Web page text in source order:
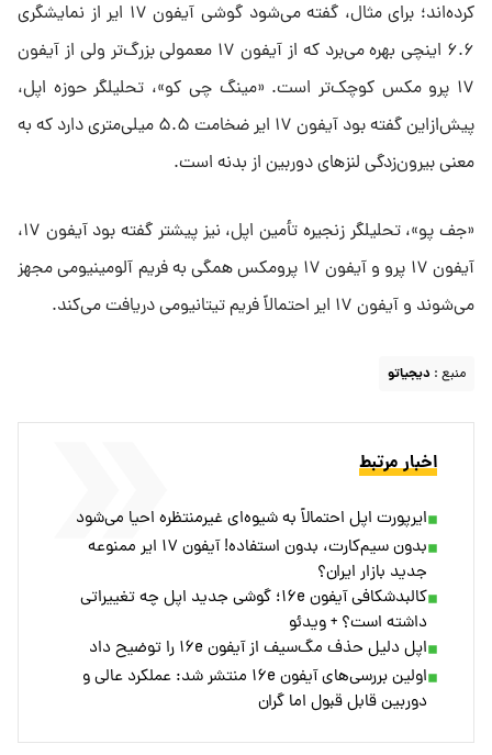
کرده‌اند؛ برای مثال، گفته می‌شود گوشی آیفون ۱۷ ایر از نمایشگری
۶.۶ اینچی بهره می‌برد که از آیفون ۱۷ معمولی بزرگ‌تر ولی از آیفون
۱۷ پرو مکس کوچک‌تر است. «مینگ چی کو»، تحلیلگر حوزه اپل،
پیش‌ازاین گفته بود آیفون ۱۷ ایر ضخامت ۵.۵ میلی‌متری دارد که به
معنی بیرون‌زدگی لنزهای دوربین از بدنه است.
«جف پو»، تحلیلگر زنجیره تأمین اپل، نیز پیشتر گفته بود آیفون ۱۷،
آیفون ۱۷ پرو و آیفون ۱۷ پرومکس همگی به فریم آلومینیومی مجهز
می‌شوند و آیفون ۱۷ ایر احتمالاً فریم تیتانیومی دریافت می‌کند.
منبع : دیجیاتو
اخبار مرتبط
ایرپورت اپل احتمالاً به شیوه‌ای غیرمنتظره احیا می‌شود
بدون سیم‌کارت، بدون استفاده! آیفون ۱۷ ایر ممنوعه
جدید بازار ایران؟
کالبدشکافی آیفون ۱۶e؛ گوشی جدید اپل چه تغییراتی
داشته است؟ + ویدئو
اپل دلیل حذف مگ‌سیف از آیفون ۱۶e را توضیح داد
اولین بررسی‌های آیفون ۱۶e منتشر شد: عملکرد عالی و
دوربین قابل قبول اما گران